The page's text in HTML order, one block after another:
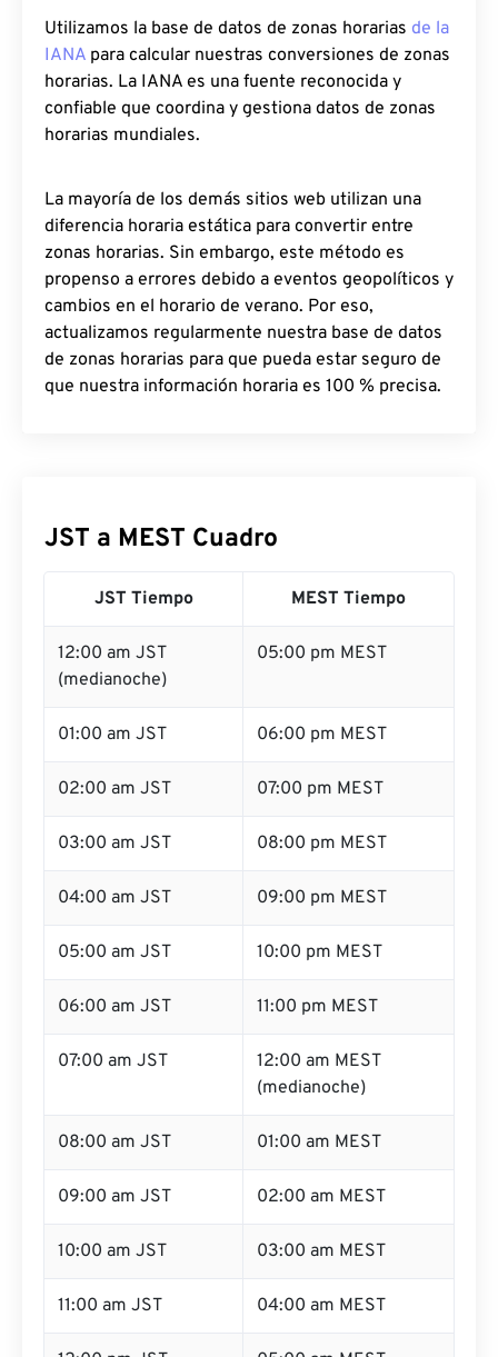
Utilizamos la base de datos de zonas horarias de la
IANA para calcular nuestras conversiones de zonas
horarias. La IANA es una fuente reconocida y
confiable que coordina y gestiona datos de zonas
horarias mundiales.
La mayoría de los demás sitios web utilizan una
diferencia horaria estática para convertir entre
zonas horarias. Sin embargo, este método es
propenso a errores debido a eventos geopolíticos y
cambios en el horario de verano. Por eso,
actualizamos regularmente nuestra base de datos
de zonas horarias para que pueda estar seguro de
que nuestra información horaria es 100 % precisa.
JST a MEST Cuadro
JST Tiempo MEST Tiempo
12:00 am JST
(medianoche)
05:00 pm MEST
01:00 am JST 06:00 pm MEST
02:00 am JST 07:00 pm MEST
03:00 am JST 08:00 pm MEST
04:00 am JST 09:00 pm MEST
05:00 am JST 10:00 pm MEST
06:00 am JST 11:00 pm MEST
07:00 am JST
12:00 am MEST
(medianoche)
08:00 am JST 01:00 am MEST
09:00 am JST 02:00 am MEST
10:00 am JST 03:00 am MEST
11:00 am JST 04:00 am MEST